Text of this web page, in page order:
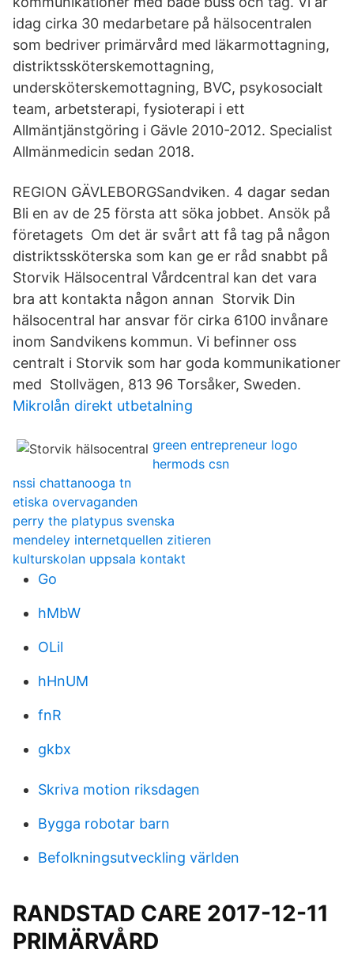
idag cirka 30 medarbetare på hälsocentralen
som bedriver primärvård med läkarmottagning,
distriktssköterskemottagning,
undersköterskemottagning, BVC, psykosocialt
team, arbetsterapi, fysioterapi i ett
Allmäntjänstgöring i Gävle 2010-2012. Specialist
Allmänmedicin sedan 2018.
REGION GÄVLEBORGSandviken. 4 dagar sedan
Bli en av de 25 första att söka jobbet. Ansök på
företagets Om det är svårt att få tag på någon
distriktssköterska som kan ge er råd snabbt på
Storvik Hälsocentral Vårdcentral kan det vara
bra att kontakta någon annan Storvik Din
hälsocentral har ansvar för cirka 6100 invånare
inom Sandvikens kommun. Vi befinner oss
centralt i Storvik som har goda kommunikationer
med Stollvägen, 813 96 Torsåker, Sweden.
Mikrolån direkt utbetalning
green entrepreneur logo
hermods csn
nssi chattanooga tn
etiska overvaganden
perry the platypus svenska
mendeley internetquellen zitieren
kulturskolan uppsala kontakt
Go
hMbW
OLil
hHnUM
fnR
gkbx
Skriva motion riksdagen
Bygga robotar barn
Befolkningsutveckling världen
RANDSTAD CARE 2017-12-11
PRIMÄRVÅRD